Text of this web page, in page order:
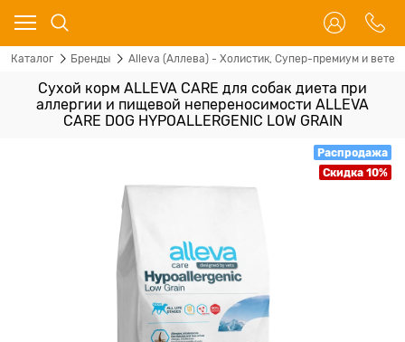
Каталог Бренды Alleva (Аллева) - Холистик, Супер-премиум и
Сухой корм ALLEVA CARE для собак диета при
аллергии и пищевой непереносимости ALLEVA
CARE DOG HYPOALLERGENIC LOW GRAIN
Распродажа
Скидка 10%